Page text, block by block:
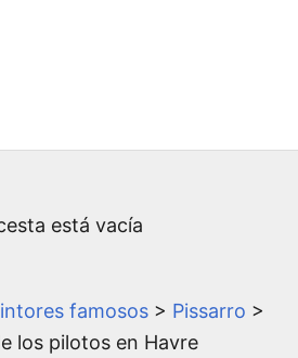
está vacía
famosos > Pissarro >
los pilotos en Havre